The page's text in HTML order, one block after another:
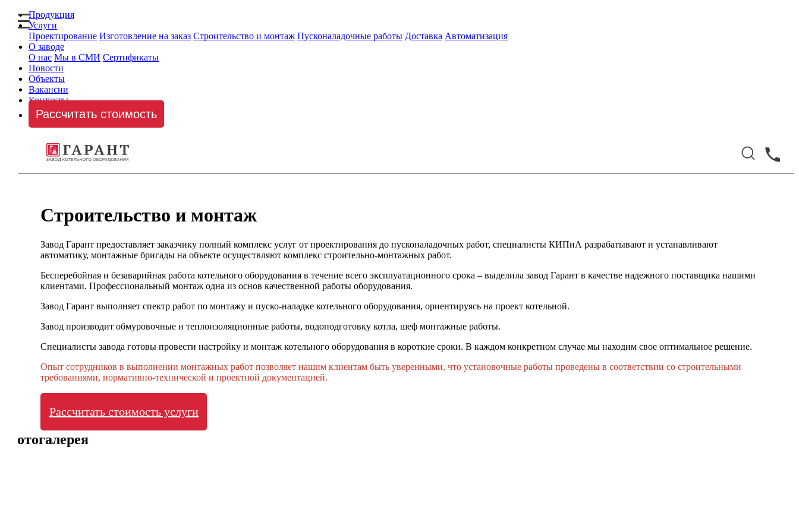
Продукция
Услуги
Проектирование Изготовление на заказ Строительство и монтаж Пусконаладочные работы Доставка Автоматизация
О заводе
О нас Мы в СМИ Сертификаты
Новости
Объекты
Вакансии
Контакты
Рассчитать стоимость
Строительство и монтаж
Завод Гарант предоставляет заказчику полный комплекс услуг от проектирования до пусконаладочных работ, специалисты КИПиА разрабатывают и устанавливают
автоматику, монтажные бригады на объекте осуществляют комплекс строительно-монтажных работ.
Бесперебойная и безаварийная работа котельного оборудования в течение всего эксплуатационного срока – выделила завод Гарант в качестве надежного поставщика нашими
клиентами. Профессиональный монтаж одна из основ качественной работы оборудования.
Завод Гарант выполняет спектр работ по монтажу и пуско-наладке котельного оборудования, ориентируясь на проект котельной.
Завод производит обмуровочные и теплоизоляционные работы, водоподготовку котла, шеф монтажные работы.
Специалисты завода готовы провести настройку и монтаж котельного оборудования в короткие сроки. В каждом конкретном случае мы находим свое оптимальное решение.
Опыт сотрудников в выполнении монтажных работ позволяет нашим клиентам быть уверенными, что установочные работы проведены в соответствии со строительными
требованиями, нормативно-технической и проектной документацией.
Рассчитать стоимость услуги
Фотогалерея